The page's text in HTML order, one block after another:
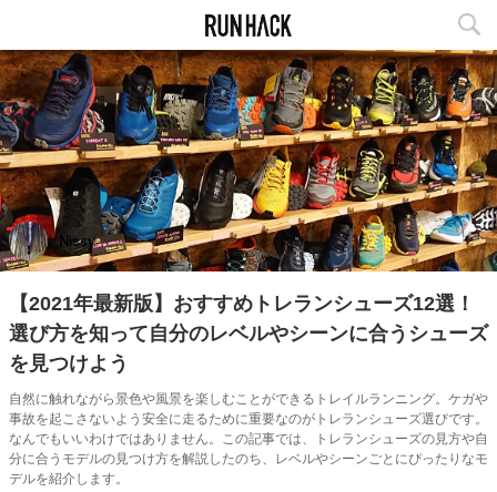
Nissy
【2021年最新版】おすすめトレランシューズ12選！
選び方を知って自分のレベルやシーンに合うシューズ
を見つけよう
自然に触れながら景色や風景を楽しむことができるトレイルランニング。ケガや
事故を起こさないよう安全に走るために重要なのがトレランシューズ選びです。
なんでもいいわけではありません。この記事では、トレランシューズの見方や自
分に合うモデルの見つけ方を解説したのち、レベルやシーンごとにぴったりなモ
デルを紹介します。